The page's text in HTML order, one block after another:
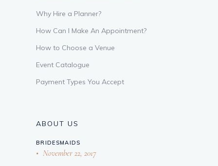
Why Hire a Planner?
How Can I Make An Appointment?
How to Choose a Venue
Event Catalogue
Payment Types You Accept
ABOUT US
BRIDESMAIDS
November 22, 2017